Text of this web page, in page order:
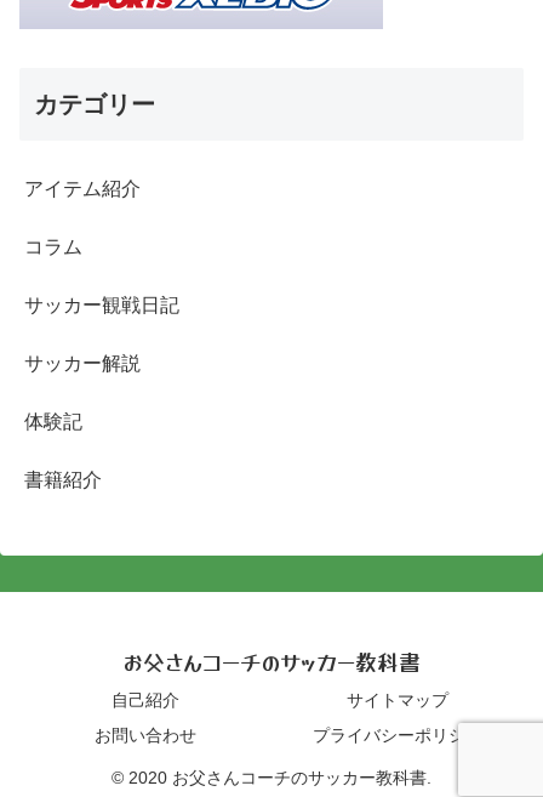
カテゴリー
アイテム紹介
コラム
サッカー観戦日記
サッカー解説
体験記
書籍紹介
お父さんコーチのサッカー教科書
自己紹介
サイトマップ
お問い合わせ
プライバシーポリシー
© 2020 お父さんコーチのサッカー教科書.